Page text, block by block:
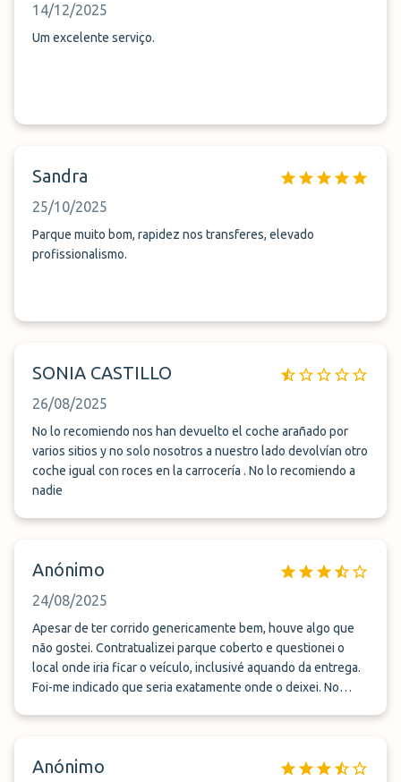
14/12/2025
Um excelente serviço.
Sandra
25/10/2025
Parque muito bom, rapidez nos transferes, elevado
profissionalismo.
SONIA CASTILLO
26/08/2025
No lo recomiendo nos han devuelto el coche arañado por
varios sitios y no solo nosotros a nuestro lado devolvían otro
coche igual con roces en la carrocería . No lo recomiendo a
nadie
Anónimo
24/08/2025
Apesar de ter corrido genericamente bem, houve algo que
não gostei. Contratualizei parque coberto e questionei o
local onde iria ficar o veículo, inclusivé aquando da entrega.
Foi-me indicado que seria exatamente onde o deixei. No
JetPark, onde costumava deixar ( estava esgotado) ficou sp
Anónimo